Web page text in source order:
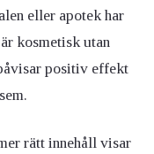
eller apotek har
kosmetisk utan
positiv effekt
rätt innehåll visar